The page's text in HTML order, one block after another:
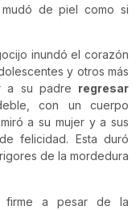
, mudó de piel como si
inundó el corazón
y otros más
a su padre regresar
con un cuerpo
a su mujer y a sus
felicidad. Esta duró
de la mordedura
firme a pesar de la